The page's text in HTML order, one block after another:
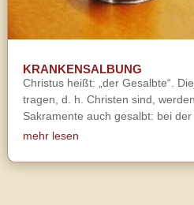
KRANKENSALBUNG
Christus heißt: „der Gesalbte“.
tragen, d. h. Christen sind,
Sakramente auch gesalbt: bei der
mehr lesen